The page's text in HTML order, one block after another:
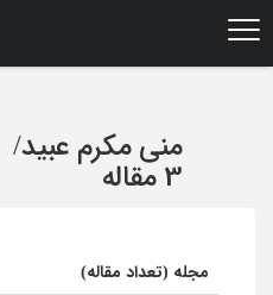
منی مکرم عبید/
3 مقاله
مجله (تعداد مقاله)